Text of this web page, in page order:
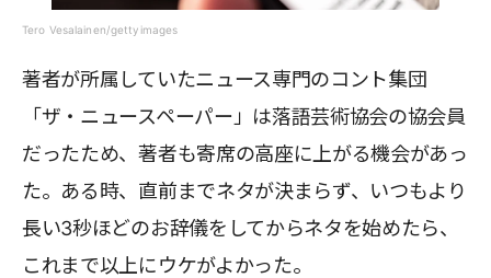
Tero Vesalainen/gettyimages
著者が所属していたニュース専門のコント集団
「ザ・ニュースペーパー」は落語芸術協会の協会員
だったため、著者も寄席の高座に上がる機会があっ
た。ある時、直前までネタが決まらず、いつもより
長い3秒ほどのお辞儀をしてからネタを始めたら、
これまで以上にウケがよかった。